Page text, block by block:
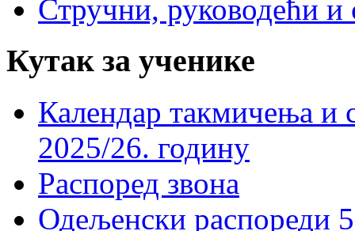
Стручни, руководећи и
Кутак за ученике
Календар такмичења
2025/26. годину
Распоред звона
Одељенски распореди